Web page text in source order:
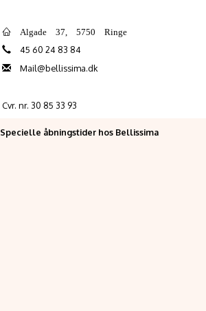
Algade 37, 5750 Ringe
45 60 24 83 84
Mail@bellissima.dk
Cvr. nr. 30 85 33 93
Specielle åbningstider hos Bellissima